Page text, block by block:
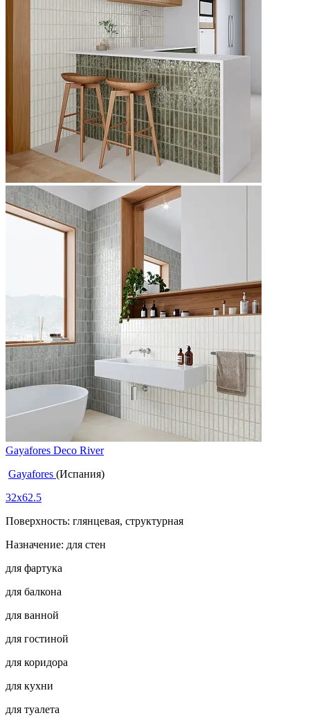
Gayafores Deco River
Gayafores (Испания)
32x62.5
Поверхность: глянцевая, структурная
Назначение: для стен
для фартука
для балкона
для ванной
для гостиной
для коридора
для кухни
для туалета